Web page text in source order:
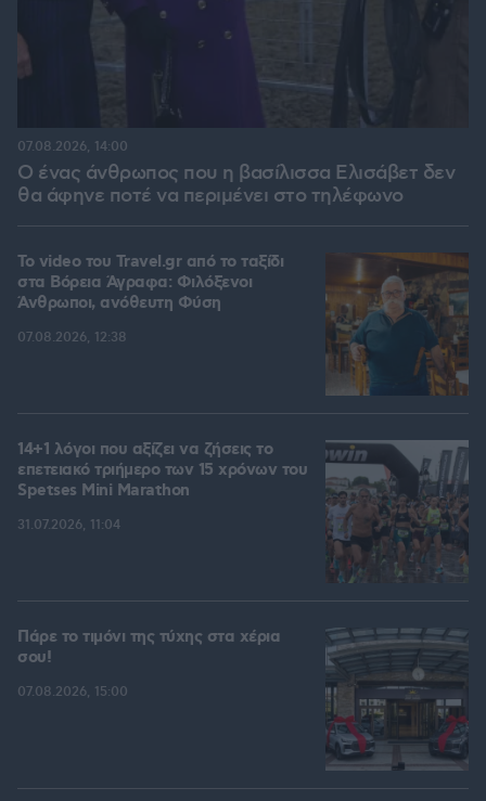
Ο ένας άνθρωπος που η βασίλισσα Ελισάβετ δεν
θα άφηνε ποτέ να περιμένει στο τηλέφωνο
07.08.2026, 14:00
To video του Travel.gr από το ταξίδι
στα Βόρεια Άγραφα: Φιλόξενοι
Άνθρωποι, ανόθευτη Φύση
07.08.2026, 12:38
14+1 λόγοι που αξίζει να ζήσεις το
επετειακό τριήμερο των 15 χρόνων του
Spetses Mini Marathon
31.07.2026, 11:04
Πάρε το τιμόνι της τύχης στα χέρια
σου!
07.08.2026, 15:00